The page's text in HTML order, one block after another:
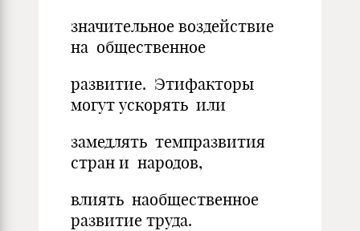
значительное воздействие
на общественное
развитие. Этифакторы
могут ускорять или
замедлять темпразвития
стран и народов,
влиять наобщественное
развитие труда.